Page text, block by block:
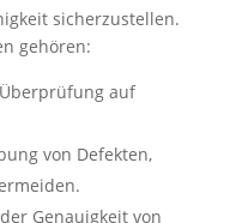
sicherzustellen.
gehören:
auf
von Defekten,
Genauigkeit von